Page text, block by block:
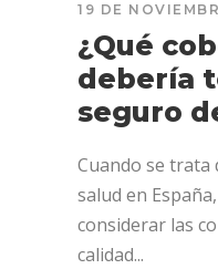
19 DE
¿Qué
debería
seguro
Cuando se trata
salud en
considerar las
calidad...